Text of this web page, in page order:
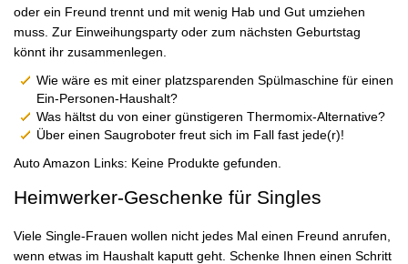
oder ein Freund trennt und mit wenig Hab und Gut umziehen
muss. Zur Einweihungsparty oder zum nächsten Geburtstag
könnt ihr zusammenlegen.
Wie wäre es mit einer platzsparenden Spülmaschine für einen
Ein-Personen-Haushalt?
Was hältst du von einer günstigeren Thermomix-Alternative?
Über einen Saugroboter freut sich im Fall fast jede(r)!
Auto Amazon Links: Keine Produkte gefunden.
Heimwerker-Geschenke für Singles
Viele Single-Frauen wollen nicht jedes Mal einen Freund anrufen,
wenn etwas im Haushalt kaputt geht. Schenke Ihnen einen Schritt